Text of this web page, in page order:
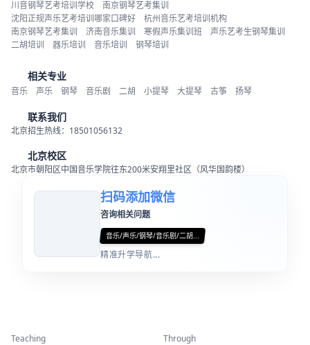
川音钢琴艺考培训学校
南京钢琴艺考集训
沈阳正规声乐艺考培训哪家口碑好
杭州音乐艺考培训机构
南京钢琴艺考集训
济南音乐集训 寒假声乐集训班
声乐艺考生钢琴集训
二胡培训
器乐培训 音乐培训 钢琴培训
相关专业
音乐 声乐 钢琴 音乐剧 二胡 小提琴 大提琴 古筝 扬琴
联系我们
北京招生热线：18501056132
北京校区
北京市朝阳区中国音乐学院往东200米安翔里社区（风华国韵楼）
扫码添加微信
咨询相关问题
音乐/声乐/钢琴/音乐剧/二胡...
精准升学导航...
Teaching
Through